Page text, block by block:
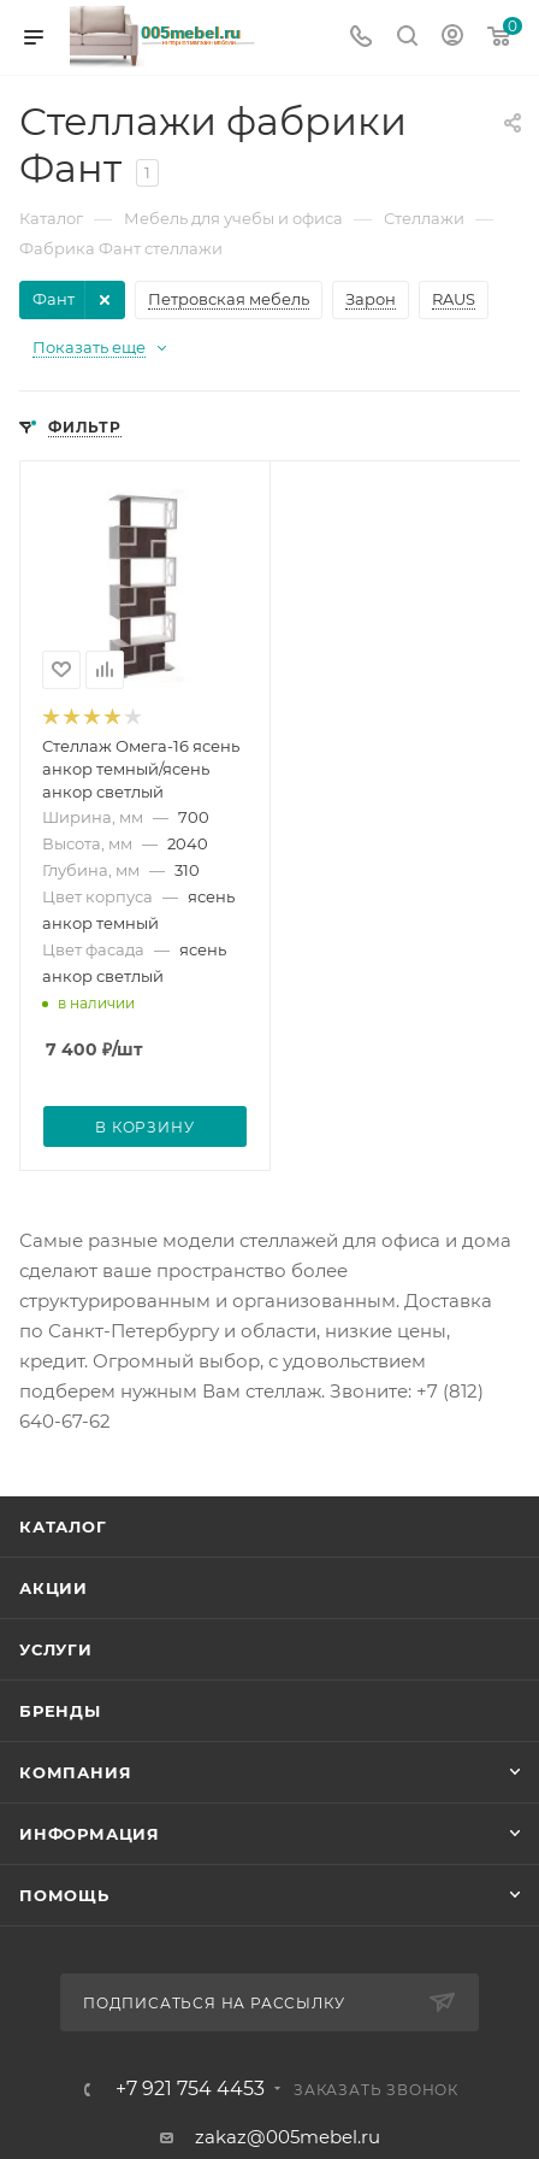
0
Стеллажи фабрики
Фант
1
Каталог — Мебель для учебы и офиса — Стеллажи —
Фабрика Фант стеллажи
Петровская мебель Зарон RAUS
Фант
Показать еще
ФИЛЬТР
Стеллаж Омега-16 ясень
анкор темный/ясень
анкор светлый
Ширина, мм — 700
Высота, мм — 2040
Глубина, мм — 310
Цвет корпуса — ясень
анкор темный
Цвет фасада — ясень
анкор светлый
в наличии
7 400 ₽/шт
В КОРЗИНУ
Самые разные модели стеллажей для офиса и дома
сделают ваше пространство более
структурированным и организованным. Доставка
по Санкт-Петербургу и области, низкие цены,
кредит. Огромный выбор, с удовольствием
подберем нужным Вам стеллаж. Звоните: +7 (812)
640-67-62
КАТАЛОГ
АКЦИИ
УСЛУГИ
БРЕНДЫ
КОМПАНИЯ
ИНФОРМАЦИЯ
ПОМОЩЬ
ПОДПИСАТЬСЯ НА РАССЫЛКУ
+7 921 754 4453 ЗАКАЗАТЬ ЗВОНОК
zakaz@005mebel.ru